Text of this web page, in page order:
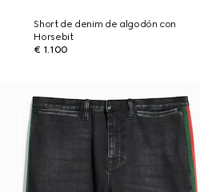
Short de denim de algodón con
Horsebit
€ 1.100